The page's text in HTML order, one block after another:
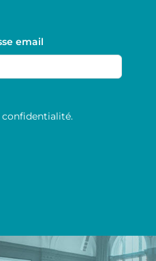
email
confidentialité.